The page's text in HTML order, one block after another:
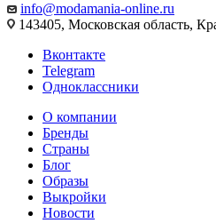
info@modamania-online.ru
143405, Московская область,
Вконтакте
Telegram
Одноклассники
О компании
Бренды
Страны
Блог
Образы
Выкройки
Новости